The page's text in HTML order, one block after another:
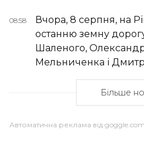
08:58
Вчора, 8 серпня, на
останню земну дорогу
Шаленого,
Мельниченка і
Більше
Автоматична реклама від